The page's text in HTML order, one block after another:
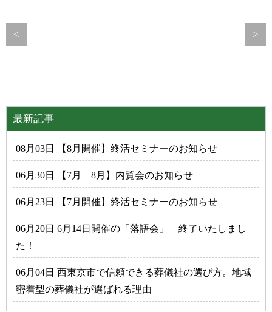
< >
最新記事
08月03日 【8月開催】終活セミナーのお知らせ
06月30日 【7月 8月】内覧会のお知らせ
06月23日 【7月開催】終活セミナーのお知らせ
06月20日 6月14日開催の「落語会」 終了いたしまし
た！
06月04日 西東京市で信頼できる葬儀社の選び方。地域
密着型の葬儀社が選ばれる理由